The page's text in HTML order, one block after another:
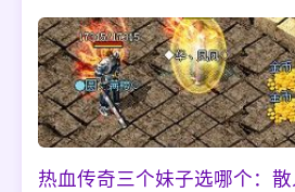
热血传奇三个妹子选哪个：